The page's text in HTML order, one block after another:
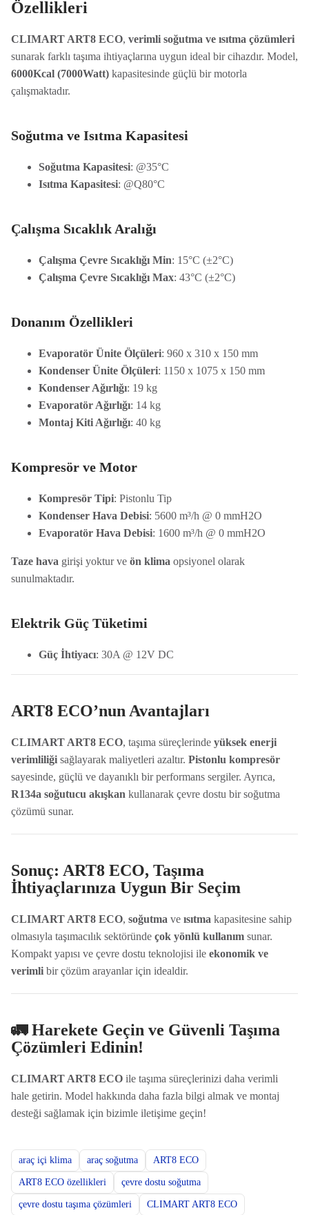
Özellikleri
CLIMART ART8 ECO, verimli soğutma ve ısıtma çözümleri
sunarak farklı taşıma ihtiyaçlarına uygun ideal bir cihazdır. Model,
6000Kcal (7000Watt)kapasitesinde güçlü bir motorla
çalışmaktadır.
Soğutma ve Isıtma Kapasitesi
Soğutma Kapasitesi: @35°C
Isıtma Kapasitesi: @Q80°C
Çalışma Sıcaklık Aralığı
Çalışma Çevre Sıcaklığı Min: 15°C (±2°C)
Çalışma Çevre Sıcaklığı Max: 43°C (±2°C)
Donanım Özellikleri
Evaporatör Ünite Ölçüleri: 960 x 310 x 150 mm
Kondenser Ünite Ölçüleri: 1150 x 1075 x 150 mm
Kondenser Ağırlığı: 19 kg
Evaporatör Ağırlığı: 14 kg
Montaj Kiti Ağırlığı: 40 kg
Kompresör ve Motor
Kompresör Tipi: Pistonlu Tip
Kondenser Hava Debisi: 5600 m³/h @ 0 mmH2O
Evaporatör Hava Debisi: 1600 m³/h @ 0 mmH2O
Taze hava girişi yoktur ve ön klima opsiyonel olarak
sunulmaktadır.
Elektrik Güç Tüketimi
Güç İhtiyacı: 30A @ 12V DC
ART8 ECO’nun Avantajları
CLIMART ART8 ECO, taşıma süreçlerinde yüksek enerji
verimliliğisağlayarak maliyetleri azaltır. Pistonlu kompresör
sayesinde, güçlü ve dayanıklı bir performans sergiler. Ayrıca,
R134a soğutucu akışkan kullanarak çevre dostu bir soğutma
çözümü sunar.
Sonuç: ART8 ECO, Taşıma
İhtiyaçlarınıza Uygun Bir Seçim
CLIMART ART8 ECO, soğutma ve ısıtma kapasitesine sahip
olmasıyla taşımacılık sektöründe çok yönlü kullanımsunar.
Kompakt yapısı ve çevre dostu teknolojisi ile ekonomik ve
verimlibir çözüm arayanlar için idealdir.
🚛 Harekete Geçin ve Güvenli Taşıma
Çözümleri Edinin!
CLIMART ART8 ECOile taşıma süreçlerinizi daha verimli
hale getirin. Model hakkında daha fazla bilgi almak ve montaj
desteği sağlamak için bizimle iletişime geçin!
araç içi klima araç soğutma ART8 ECO
ART8 ECO özellikleri çevre dostu soğutma
çevre dostu taşıma çözümleri CLIMART ART8 ECO